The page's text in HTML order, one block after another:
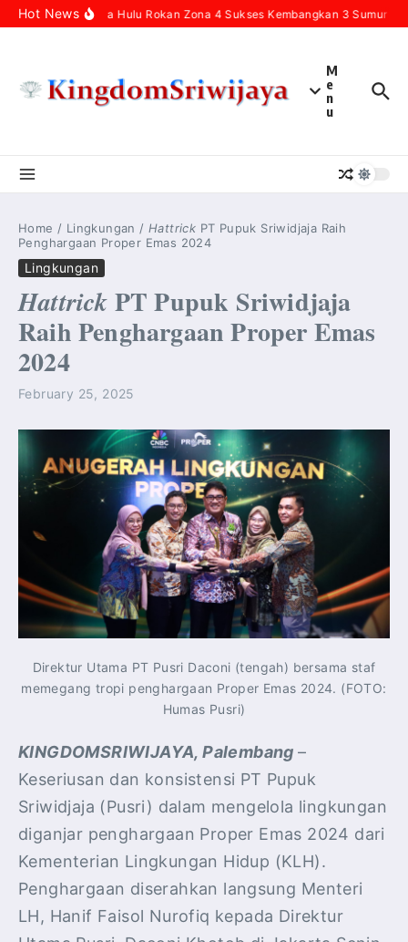
Skip to content
Hot NewsPertamina Hulu Rokan Zona 4 Sukses Kembangkan 3 Sumur
M
e
n
u
Home / Lingkungan /Hattrick PT Pupuk Sriwidjaja Raih
Penghargaan Proper Emas 2024
Lingkungan
Hattrick PT Pupuk Sriwidjaja
Raih Penghargaan Proper Emas
2024
February 25, 2025
Direktur Utama PT Pusri Daconi (tengah) bersama staf
memegang tropi penghargaan Proper Emas 2024. (FOTO:
Humas Pusri)
KINGDOMSRIWIJAYA, Palembang–
Keseriusan dan konsistensi PT Pupuk
Sriwidjaja (Pusri) dalam mengelola lingkungan
diganjar penghargaan Proper Emas 2024 dari
Kementerian Lingkungan Hidup (KLH).
Penghargaan diserahkan langsung Menteri
LH, Hanif Faisol Nurofiq kepada Direktur